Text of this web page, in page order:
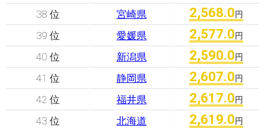
38 位 宮崎県 2,568.0円
39 位 愛媛県 2,577.0円
40 位 新潟県 2,590.0円
41 位 静岡県 2,607.0円
42 位 福井県 2,617.0円
43 位 北海道 2,619.0円